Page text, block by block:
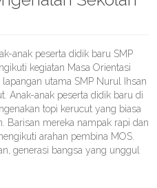
anak peserta didik baru SMP
kegiatan Masa Orientasi
utama SMP Nurul Ihsan
Anak-anak peserta didik baru di
topi kerucut yang biasa
Barisan mereka nampak rapi dan
arahan pembina MOS.
generasi bangsa yang unggul